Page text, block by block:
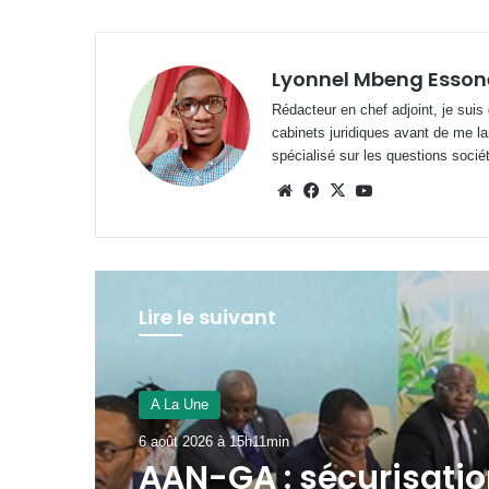
Lyonnel Mbeng
Rédacteur en chef adjoint, je
cabinets juridiques avant de me
spécialisé sur les questions
WebsiteFacebook
X
Lire le suivant
A La Une
6 août 2026 à 15h03min
Prix de l’essence :